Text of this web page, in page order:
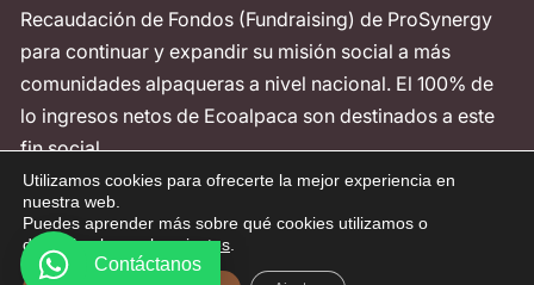
Recaudación de Fondos (Fundraising) de ProSynergy
para continuar y expandir su misión social a más
comunidades alpaqueras a nivel nacional. El 100% de
lo ingresos netos de Ecoalpaca son destinados a este
fin social.
Contáctanos
Telf: +51-998642813
Utilizamos cookies para ofrecerte la mejor experiencia en
nuestra web.
Puedes aprender más sobre qué cookies utilizamos o
desactivarlas en losajustes
Contáctanos